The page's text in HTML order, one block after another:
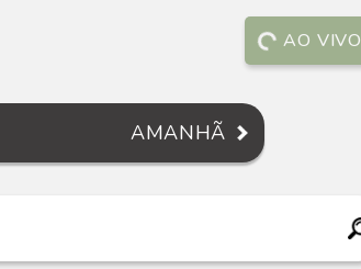
AO VIVO
AMANHÃ